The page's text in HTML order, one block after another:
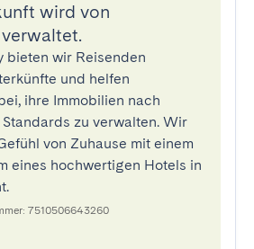
wird von
bieten wir Reisenden
und helfen
ihre Immobilien nach
zu verwalten. Wir
von Zuhause mit einem
eines hochwertigen Hotels in
7510506643260